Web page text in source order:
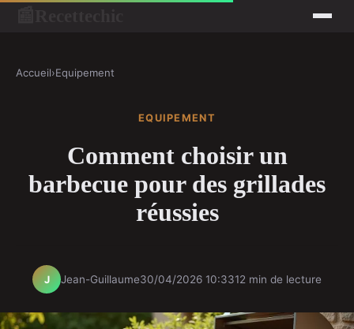
Accueil›Equipement
EQUIPEMENT
Comment choisir un
barbecue pour des grillades
réussies
J Jean-Guillaume30/04/2026 10:3312 min de lecture